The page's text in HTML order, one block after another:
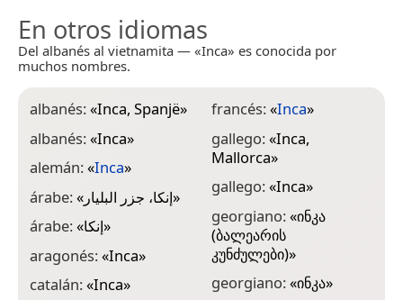
En otros idiomas
Del albanés al vietnamita — «Inca» es conocida por
muchos nombres.
albanés:«Inca, Spanjë»
albanés:«Inca»
alemán:«Inca»
árabe:« إنكا، جزر البليار»
árabe:«إنكا»
aragonés:«Inca»
catalán:«Inca»
francés:«Inca»
gallego:«Inca,
Mallorca»
gallego:«Inca»
georgiano:«ინკა
(ბალეარის
კუნძულები)»
georgiano:«ინკა»